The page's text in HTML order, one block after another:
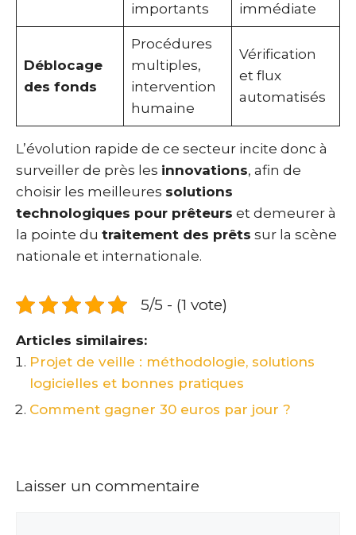
importants
immédiate
Déblocage
des fonds
Procédures
multiples,
intervention
humaine
Vérification
et flux
automatisés
L’évolution rapide de ce secteur incite donc à
surveiller de près les innovations, afin de
choisir les meilleures solutions
technologiques pour prêteurs et demeurer à
la pointe du traitement des prêts sur la scène
nationale et internationale.
5/5 - (1 vote)
Articles similaires:
Projet de veille : méthodologie, solutions
logicielles et bonnes pratiques
Comment gagner 30 euros par jour ?
Laisser un commentaire